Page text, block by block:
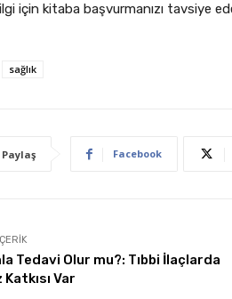
için kitaba başvurmanızı tavsiye
sağlık
Paylaş Facebook
Tedavi Olur mu?: Tıbbi İlaçlarda
Katkısı Var